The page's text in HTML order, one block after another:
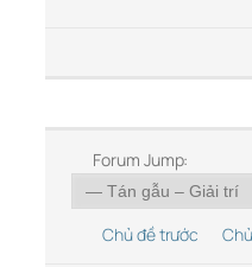
Forum Jump:
Chủ đề trước